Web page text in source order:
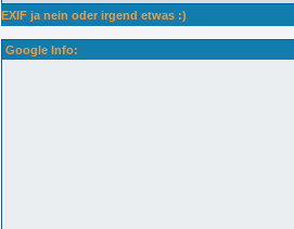
EXIF ja nein oder irgend etwas :)
Google Info: